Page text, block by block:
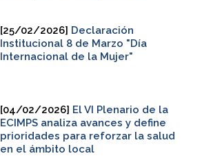
[25/02/2026] Declaración
Institucional 8 de Marzo "Día
Internacional de la Mujer"
[04/02/2026] El VI Plenario de la
ECIMPS analiza avances y define
prioridades para reforzar la salud
en el ámbito local